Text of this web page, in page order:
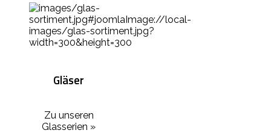
Gläser
Zu unseren
Glasserien »